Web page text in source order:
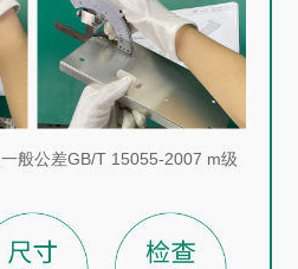
般公差GB/T 15055-2007 m级